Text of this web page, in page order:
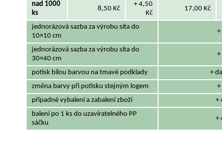
nad 1000
ks
8,50 Kč
+ 4,50
Kč
17,00 Kč
jednorázová sazba za výrobu síta do
10×10 cm
+
jednorázová sazba za výrobu síta do
30×40 cm
+
potisk bílou barvou na tmavé podklady
+
změna barvy při potisku stejným logem
+
případné vybalení a zabalení zboží
+
balení po 1 ks do uzavíratelného PP
sáčku
+